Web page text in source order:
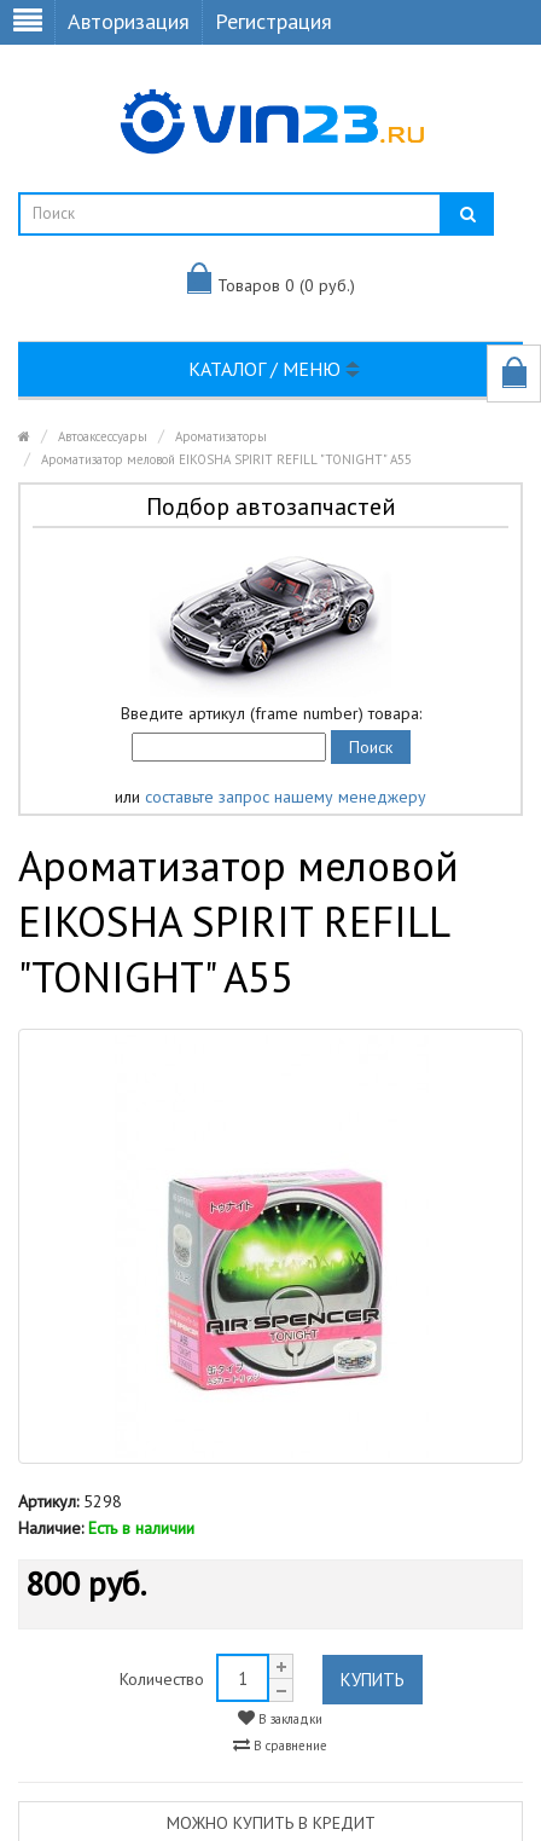
Авторизация Регистрация
Товаров 0 (0 руб.)
КАТАЛОГ / МЕНЮ
Автоаксессуары
Ароматизаторы
Ароматизатор меловой EIKOSHA SPIRIT REFILL "TONIGHT" A55
Подбор автозапчастей
Введите артикул (frame number) товара:
или составьте запрос нашему менеджеру
Ароматизатор меловой
EIKOSHA SPIRIT REFILL
"TONIGHT" A55
Артикул:5298
Наличие: Есть в наличии
800 руб.
Количество КУПИТЬ
В закладки
В сравнение
МОЖНО КУПИТЬ В КРЕДИТ